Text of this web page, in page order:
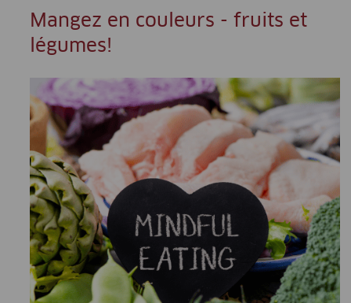
Mangez en couleurs - fruits et
légumes!